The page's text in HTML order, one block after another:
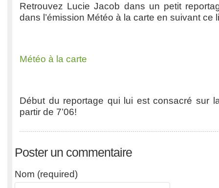
Retrouvez Lucie Jacob dans un petit
dans l’émission Météo à la carte en suivant ce
Météo à la carte
Début du reportage qui lui est consacré sur
partir de 7’06!
Poster un commentaire
Nom (required)